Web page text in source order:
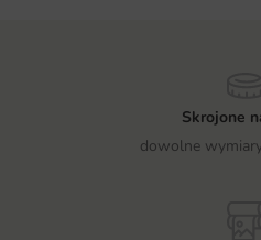
Skrojone
dowolne